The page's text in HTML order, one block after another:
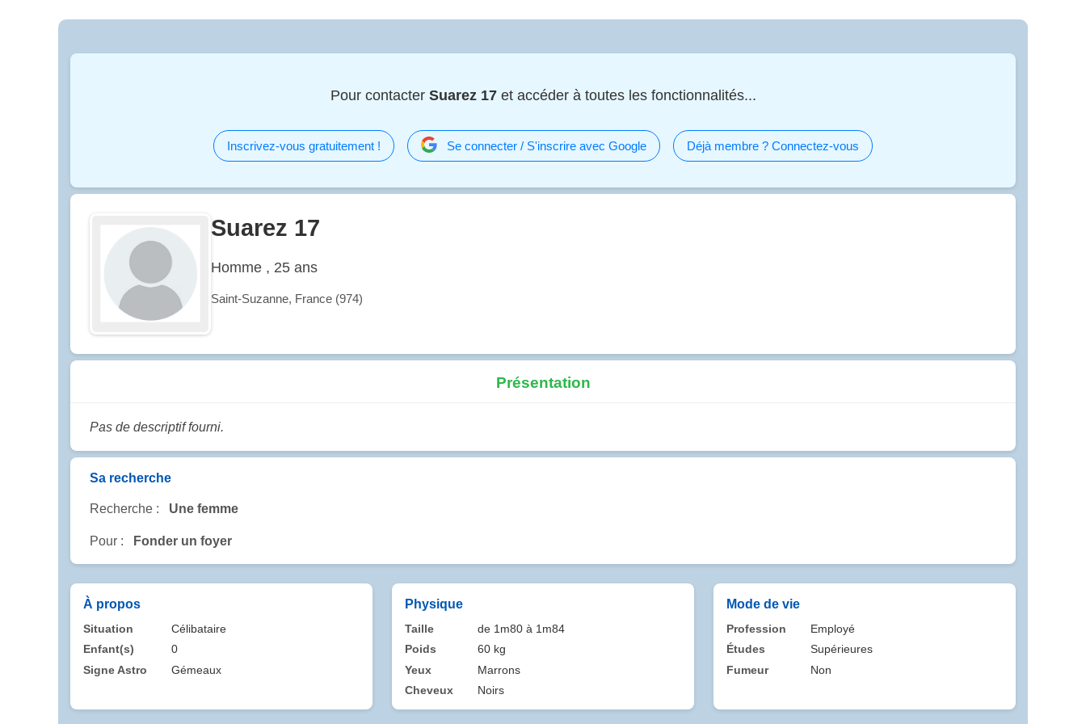
Pour contacter Suarez 17et accéder à toutes les fonctionnalités...
Inscrivez-vous gratuitement ! Se connecter / S'inscrire avec Google Déjà membre ? Connectez-vous
Suarez 17
Homme , 25 ans
Saint-Suzanne, France (974)
Présentation
Pas de descriptif fourni.
Sa recherche
Recherche : Une femme
Pour : Fonder un foyer
À propos
Situation
Célibataire
Enfant(s)
0
Signe Astro
Gémeaux
Physique
Taille
de 1m80 à 1m84
Poids
60 kg
Yeux
Marrons
Cheveux
Noirs
Mode de vie
Profession
Employé
Études
Supérieures
Fumeur
Non